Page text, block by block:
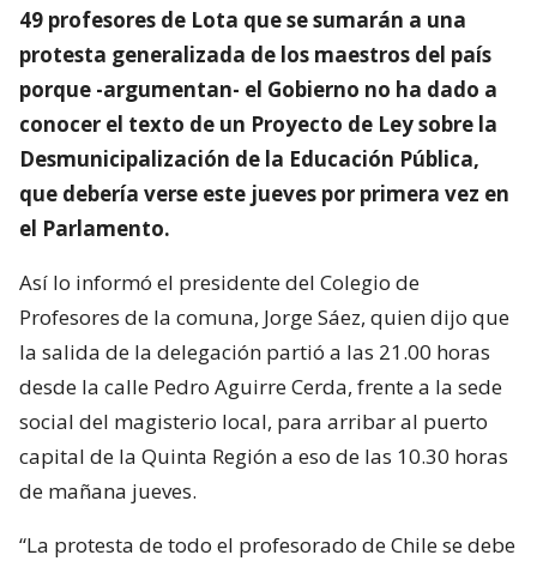
49 profesores de Lota que se sumarán a una
protesta generalizada de los maestros del país
porque -argumentan- el Gobierno no ha dado a
conocer el texto de un Proyecto de Ley sobre la
Desmunicipalización de la Educación Pública,
que debería verse este jueves por primera vez en
el Parlamento.
Así lo informó el presidente del Colegio de
Profesores de la comuna, Jorge Sáez, quien dijo que
la salida de la delegación partió a las 21.00 horas
desde la calle Pedro Aguirre Cerda, frente a la sede
social del magisterio local, para arribar al puerto
capital de la Quinta Región a eso de las 10.30 horas
de mañana jueves.
“La protesta de todo el profesorado de Chile se debe